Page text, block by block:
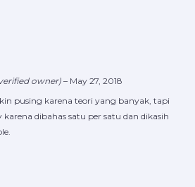
owner)– May 27, 2018
pusing karena teori yang banyak, tapi
karena dibahas satu per satu dan dikasih